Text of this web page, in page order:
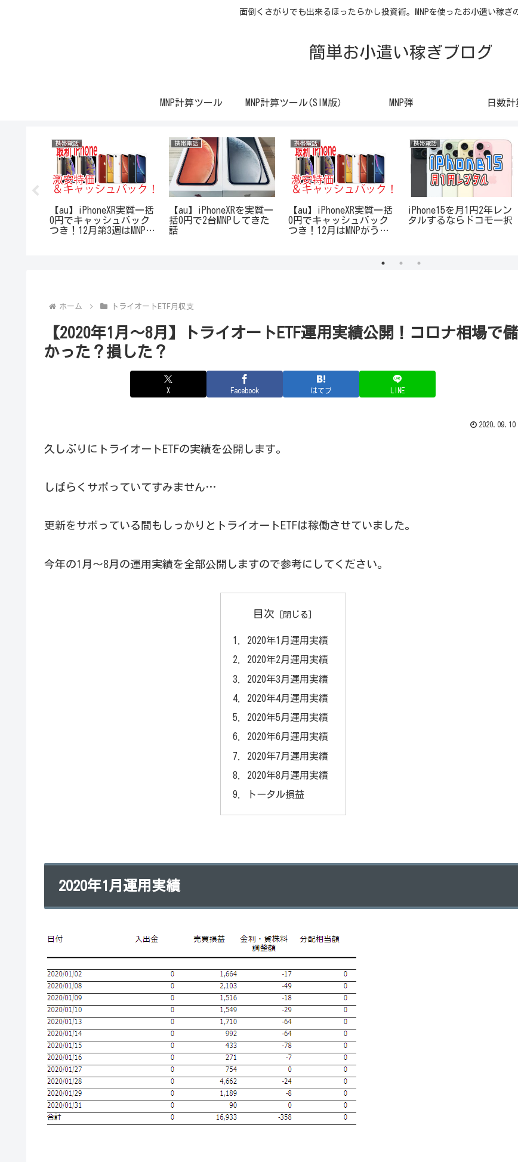
面倒くさがりでも出来るほったらかし投資術。MNPを使ったお小遣い稼ぎ
簡単お小遣い稼ぎブログ
MNP計算ツール MNP計算ツール(SIM版） MNP弾 日数計
携帯電話
【au】iPhoneXR実質一括
0円でキャッシュバック
つき！12月第3週はMNPが
携帯電話
【au】iPhoneXRを実質一
括0円で2台MNPしてきた
話
携帯電話
【au】iPhoneXR実質一括
0円でキャッシュバック
つき！12月はMNPがうま
携帯電話
iPhone15を月1円2年レン
タルするならドコモ一択
ホーム トライオートETF月収支
【2020年1月～8月】トライオートETF運用実績公開！コロナ相場で儲
かった？損した？
X Facebook はてブ LINE
2020.09.10
久しぶりにトライオートETFの実績を公開します。
しばらくサボっていてすみません…
更新をサボっている間もしっかりとトライオートETFは稼働させていました。
今年の1月～8月の運用実績を全部公開しますので参考にしてください。
目次
2020年1月運用実績
2020年2月運用実績
2020年3月運用実績
2020年4月運用実績
2020年5月運用実績
2020年6月運用実績
2020年7月運用実績
2020年8月運用実績
トータル損益
2020年1月運用実績